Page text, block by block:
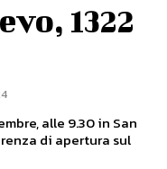
1322
alle 9.30 in San
di apertura sul